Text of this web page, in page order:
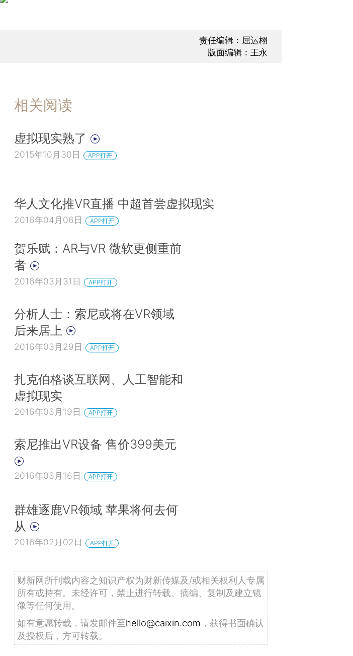
责任编辑：屈运栩
版面编辑：王永
相关阅读
虚拟现实熟了
2015年10月30日 APP打开
华人文化推VR直播 中超首尝虚拟现实
2016年04月06日 APP打开
贺乐赋：AR与VR 微软更侧重前
者
2016年03月31日 APP打开
分析人士：索尼或将在VR领域
后来居上
2016年03月29日 APP打开
扎克伯格谈互联网、人工智能和
虚拟现实
2016年03月19日 APP打开
索尼推出VR设备 售价399美元
2016年03月16日 APP打开
群雄逐鹿VR领域 苹果将何去何
从
2016年02月02日 APP打开
财新网所刊载内容之知识产权为财新传媒及/或相关权利人专属
所有或持有。未经许可，禁止进行转载、摘编、复制及建立镜
像等任何使用。
如有意愿转载，请发邮件至hello@caixin.com ，获得书面确认
及授权后，方可转载。